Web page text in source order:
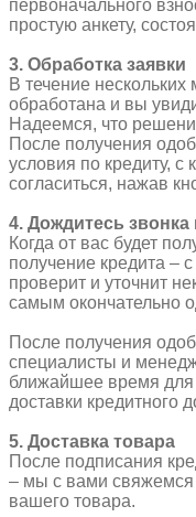
первоначального
простую анкету,
3. Обработка заявки
В течение
обработана и вы
Надеемся, что
После получения
условия по кредиту,
согласиться, нажав
4. Дождитесь звонка
Когда от вас будет
получение кредита –
проверит и уточнит
самым окончательно
После получения
специалисты и
ближайшее время для
доставки кредитного
5. Доставка товара
После подписания
– мы с вами свяжемся
вашего товара.